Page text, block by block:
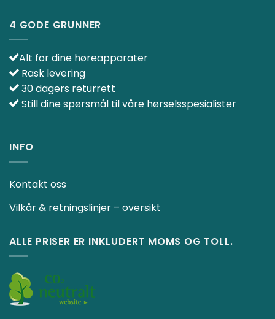
4 GODE GRUNNER
Alt for dine høreapparater
Rask levering
30 dagers returrett
Still dine spørsmål til våre hørselsspesialister
INFO
Kontakt oss
Vilkår & retningslinjer – oversikt
ALLE PRISER ER INKLUDERT MOMS OG TOLL.